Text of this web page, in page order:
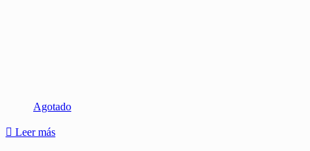
Agotado
Leer más